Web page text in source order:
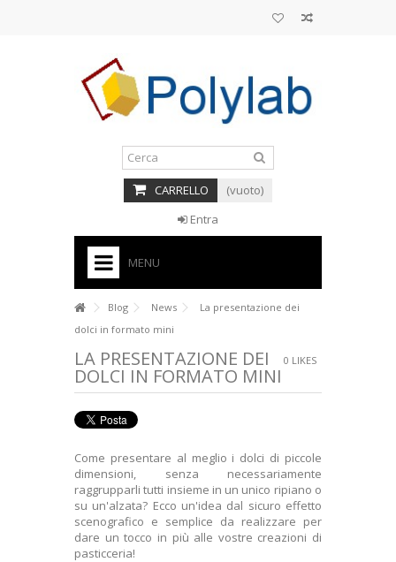
CARRELLO
(vuoto)
Entra
MENU
HOME
CORNICI
LETTERE IN POLISTIROLO
HOBBISTICA
+
FERRAMENTA
CUBI IMBALLAGGIO
Blog News
La presentazione dei
dolci in formato mini
LA PRESENTAZIONE DEI
DOLCI IN FORMATO MINI
0 LIKES
Come presentare al meglio i dolci di piccole
dimensioni, senza necessariamente
raggrupparli tutti insieme in un unico ripiano o
su un'alzata? Ecco un'idea dal sicuro effetto
scenografico e semplice da realizzare per
dare un tocco in più alle vostre creazioni di
pasticceria!